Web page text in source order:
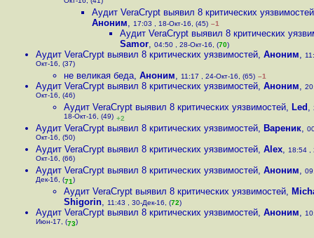
Аудит VeraCrypt выявил 8 критических уязвимостей
Аноним, 17:03 , 18-Окт-16, (45) –1
Аудит VeraCrypt выявил 8 критических
Samor, 04:50 , 28-Окт-16, (70)
Аудит VeraCrypt выявил 8 критических уязвимостей, Аноним,
Окт-16, (37)
не великая беда, Аноним, 11:17 , 24-Окт-16, (65) –1
Аудит VeraCrypt выявил 8 критических уязвимостей, Аноним,
Окт-16, (46)
Аудит VeraCrypt выявил 8 критических уязвимостей, Led ,
18-Окт-16, (49) +2
Аудит VeraCrypt выявил 8 критических уязвимостей, Вареник,
Окт-16, (50)
Аудит VeraCrypt выявил 8 критических уязвимостей, Alex, 18:54 ,
Окт-16, (66)
Аудит VeraCrypt выявил 8 критических уязвимостей, Аноним,
Дек-16, (71)
Аудит VeraCrypt выявил 8 критических уязвимостей,
Shigorin, 11:43 , 30-Дек-16, (72)
Аудит VeraCrypt выявил 8 критических уязвимостей, Аноним,
Июн-17, (73)